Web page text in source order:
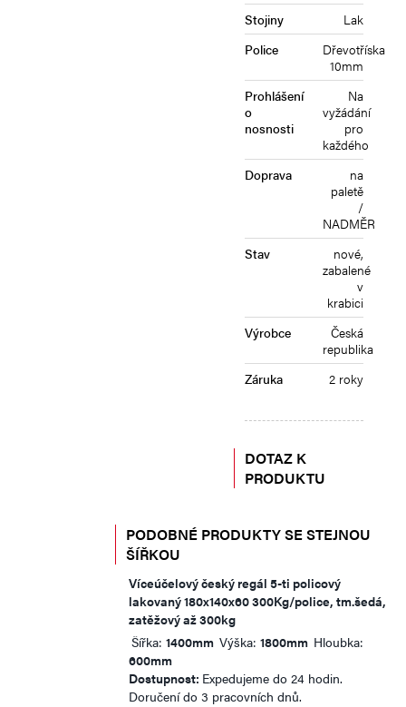
Stojiny
Lak
Police
Dřevotříska
10mm
Prohlášení
o
nosnosti
Na
vyžádání
pro
každého
Doprava
na
paletě
/
NADMĚR
Stav
nové,
zabalené
v
krabici
Výrobce
Česká
republika
Záruka
2 roky
DOTAZ K
PRODUKTU
PODOBNÉ PRODUKTY SE STEJNOU
ŠÍŘKOU
Víceúčelový český regál 5-ti policový
lakovaný 180x140x60 300Kg/police, tm.šedá,
zatěžový až 300kg
Šířka: 1400mm Výška: 1800mm Hloubka:
600mm
Dostupnost: Expedujeme do 24 hodin.
Doručení do 3 pracovních dnů.